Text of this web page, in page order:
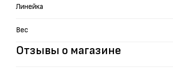
Отзывы о магазине
Линейка
Вес